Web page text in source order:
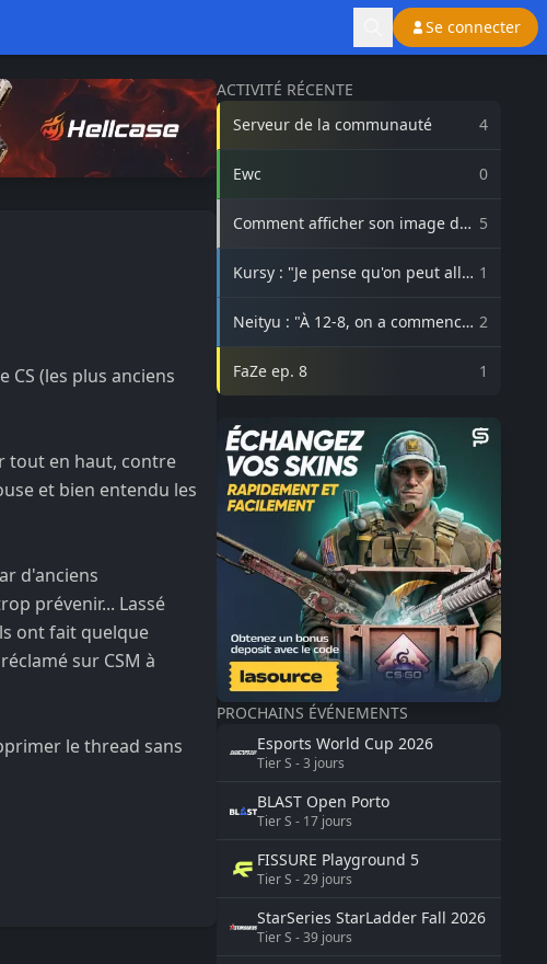
Se connecter
(les plus anciens
tout en haut, contre
et bien entendu les
d'anciens
prévenir... Lassé
ont fait quelque
sur CSM à
le thread sans
ACTIVITÉ RÉCENTE
Serveur de la communauté
4
Ewc 0
Comment afficher son image de
5
Kursy : "Je pense qu'on peut aller
3DMAX"
1
Neityu : "À 12-8, on a commencé 2
FaZe ep. 8 1
PROCHAINS ÉVÉNEMENTS
Esports World Cup 2026
TierS -3 jours
BLAST Open Porto
TierS - 17 jours
FISSURE Playground 5
TierS -29 jours
StarSeries StarLadder Fall 2026
TierS -39 jours